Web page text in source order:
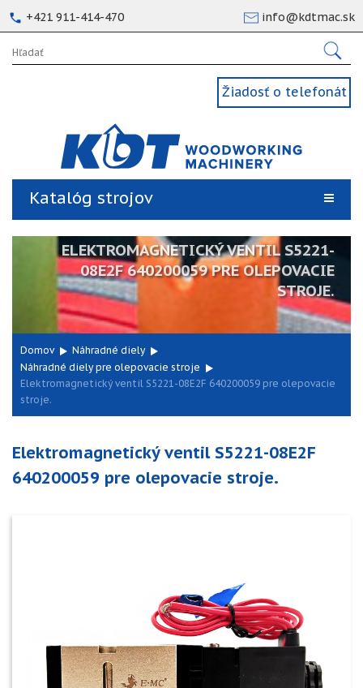
+421 911-414-470 info@kdtmac.sk
Žiadosť o telefonát
Katalóg strojov
ELEKTROMAGNETICKÝ VENTIL S5221-
08E2F 640200059 PRE OLEPOVACIE
STROJE.
Domov
Náhradné diely
Náhradné diely pre olepovacie stroje
Elektromagnetický ventil S5221-08E2F 640200059 pre olepovacie
stroje.
Elektromagnetický ventil S5221-08E2F
640200059 pre olepovacie stroje.